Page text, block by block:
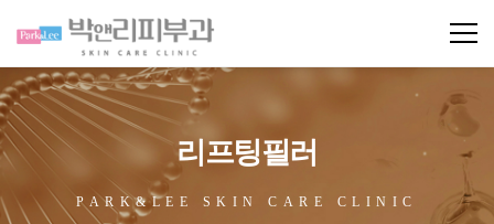
리프팅필러
PARK&LEE SKIN CARE CLINIC